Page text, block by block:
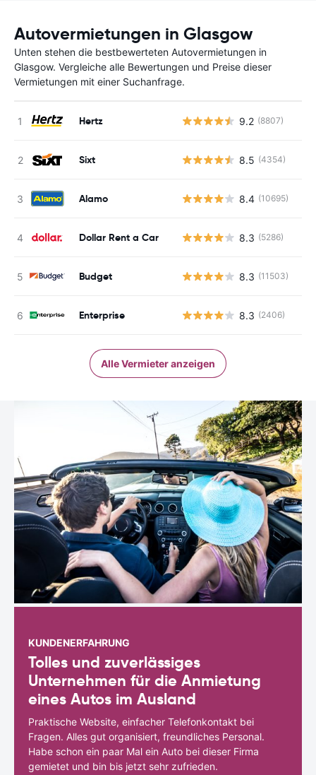
Autovermietungen in Glasgow
Unten stehen die bestbewerteten Autovermietungen in
Glasgow. Vergleiche alle Bewertungen und Preise dieser
Vermietungen mit einer Suchanfrage.
Hertz 9.2 (8807)
Sixt 8.5 (4354)
Alamo 8.4 (10695)
Dollar Rent a Car 8.3 (5286)
Budget 8.3 (11503)
Enterprise 8.3 (2406)
Alle Vermieter anzeigen
KUNDENERFAHRUNG
Tolles und zuverlässiges
Unternehmen für die Anmietung
eines Autos im Ausland
Praktische Website, einfacher Telefonkontakt bei
Fragen. Alles gut organisiert, freundliches Personal.
Habe schon ein paar Mal ein Auto bei dieser Firma
gemietet und bin bis jetzt sehr zufrieden.